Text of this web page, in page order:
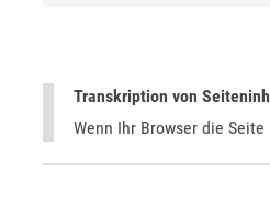
Transkription von
Wenn Ihr Browser die